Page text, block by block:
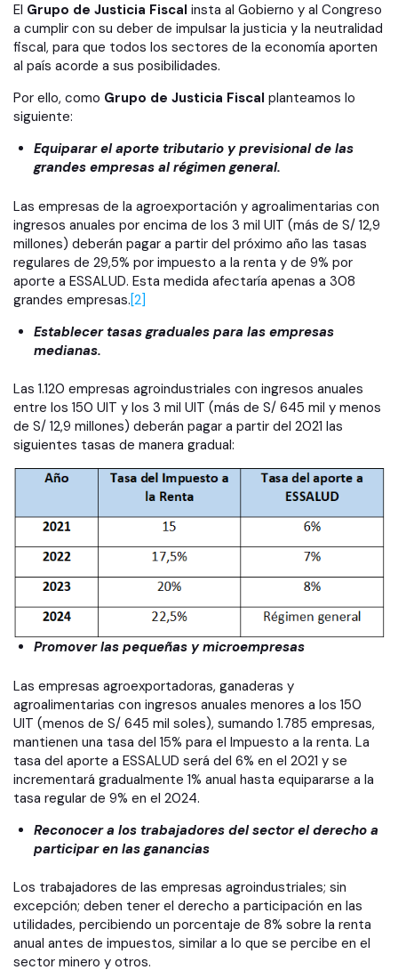
El Grupo de Justicia Fiscal insta al Gobierno y al Congreso
a cumplir con su deber de impulsar la justicia y la neutralidad
fiscal, para que todos los sectores de la economía aporten
al país acorde a sus posibilidades.
Por ello, como Grupo de Justicia Fiscal planteamos lo
siguiente:
Equiparar el aporte tributario y previsional de las
grandes empresas al régimen general.
Las empresas de la agroexportación y agroalimentarias con
ingresos anuales por encima de los 3 mil UIT (más de S/ 12,9
millones) deberán pagar a partir del próximo año las tasas
regulares de 29,5% por impuesto a la renta y de 9% por
aporte a ESSALUD. Esta medida afectaría apenas a 308
grandes empresas.[2]
Establecer tasas graduales para las empresas
medianas.
Las 1.120 empresas agroindustriales con ingresos anuales
entre los 150 UIT y los 3 mil UIT (más de S/ 645 mil y menos
de S/ 12,9 millones) deberán pagar a partir del 2021 las
siguientes tasas de manera gradual:
Promover las pequeñas y microempresas
Las empresas agroexportadoras, ganaderas y
agroalimentarias con ingresos anuales menores a los 150
UIT (menos de S/ 645 mil soles), sumando 1.785 empresas,
mantienen una tasa del 15% para el Impuesto a la renta. La
tasa del aporte a ESSALUD será del 6% en el 2021 y se
incrementará gradualmente 1% anual hasta equipararse a la
tasa regular de 9% en el 2024.
Reconocer a los trabajadores del sector el derecho a
participar en las ganancias
Los trabajadores de las empresas agroindustriales; sin
excepción; deben tener el derecho a participación en las
utilidades, percibiendo un porcentaje de 8% sobre la renta
anual antes de impuestos, similar a lo que se percibe en el
sector minero y otros.